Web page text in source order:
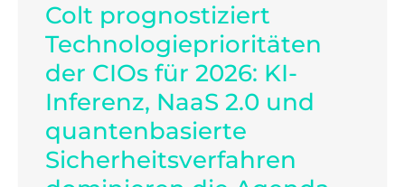
Colt prognostiziert
Technologieprioritäten
der CIOs für 2026: KI-
Inferenz, NaaS 2.0 und
quantenbasierte
Sicherheitsverfahren